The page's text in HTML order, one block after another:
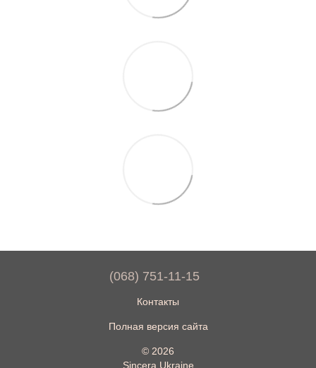
(068) 751-11-15
Контакты
Полная версия сайта
© 2026
Sincera Ukraine